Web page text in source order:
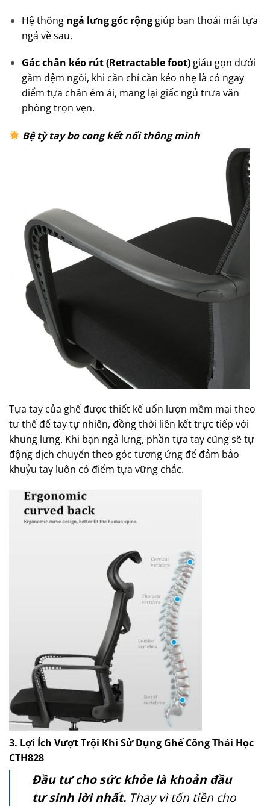
Hệ thống ngả lưng góc rộnggiúp bạn thoải mái tựa
ngả về sau.
Gác chân kéo rút (Retractable foot)giấu gọn dưới
gầm đệm ngồi, khi cần chỉ cần kéo nhẹ là có ngay
điểm tựa chân êm ái, mang lại giấc ngủ trưa văn
phòng trọn vẹn.
Bệ tỳ tay bo cong kết nối thông minh
Tựa tay của ghế được thiết kế uốn lượn mềm mại theo
tư thế để tay tự nhiên, đồng thời liên kết trực tiếp với
khung lưng. Khi bạn ngả lưng, phần tựa tay cũng sẽ tự
động dịch chuyển theo góc tương ứng để đảm bảo
khuỷu tay luôn có điểm tựa vững chắc.
3. Lợi Ích Vượt Trội Khi Sử Dụng Ghế Công Thái Học
CTH828
Đầu tư cho sức khỏe là khoản đầu
tư sinh lời nhất. Thay vì tốn tiền cho